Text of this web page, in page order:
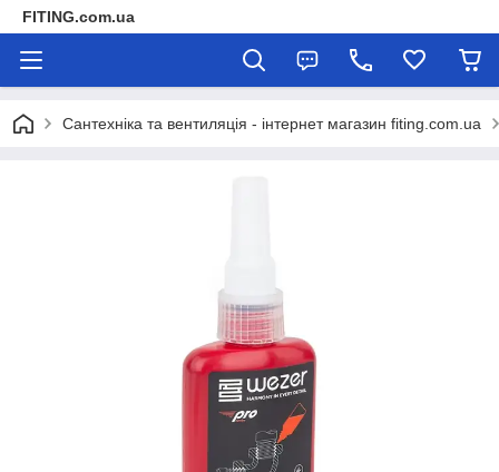
FITING.com.ua
Сантехніка та вентиляція - інтернет магазин fiting.com.ua